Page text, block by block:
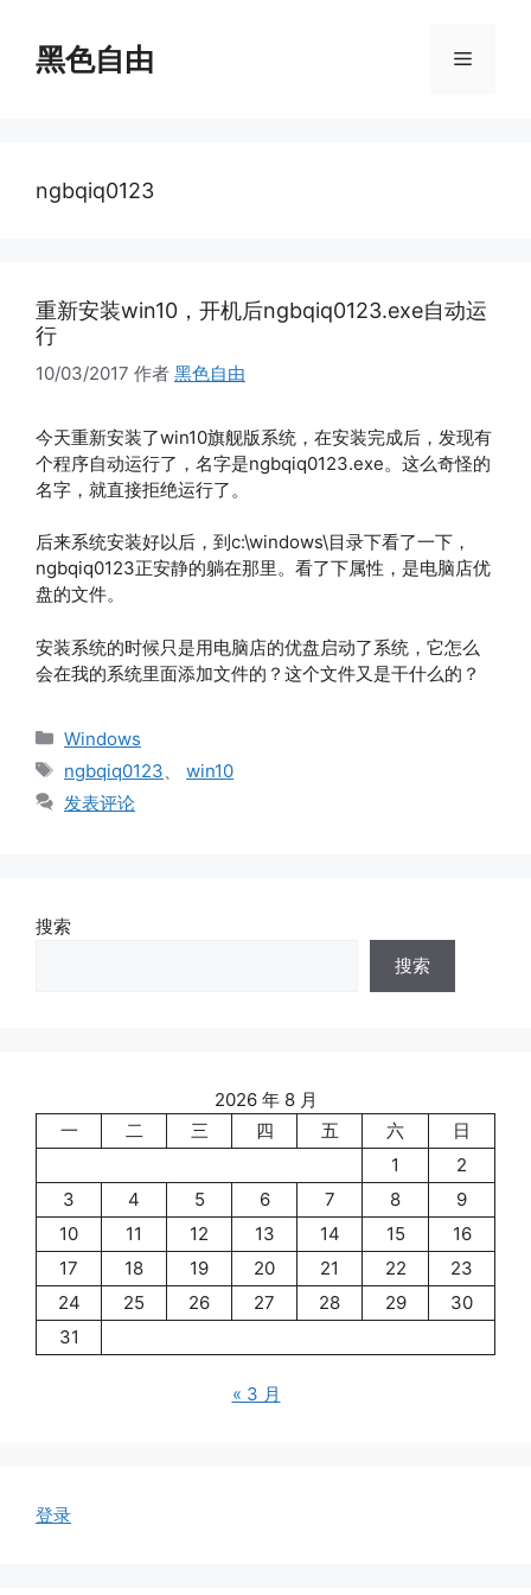
黑色自由 菜
ngbqiq0123
重新安装win10，开机后ngbqiq0123.exe自动运
行
10/03/2017 作者 黑色自由
今天重新安装了win10旗舰版系统，在安装完成后，发现有
个程序自动运行了，名字是ngbqiq0123.exe。这么奇怪的
名字，就直接拒绝运行了。
后来系统安装好以后，到c:\windows\目录下看了一下，
ngbqiq0123正安静的躺在那里。看了下属性，是电脑店优
盘的文件。
安装系统的时候只是用电脑店的优盘启动了系统，它怎么
会在我的系统里面添加文件的？这个文件又是干什么的？
分
Windows
标
签
ngbqiq0123
win10
发表评论
搜索
搜索
2026 年 8 月
一
二 三 四 五 六
日
1
2
3
4 5 6 7 8
9
10
11 12 13 14 15
16
17
18 19 20 21 22
23
24
25 26 27 28 29
30
31
« 3 月
登录